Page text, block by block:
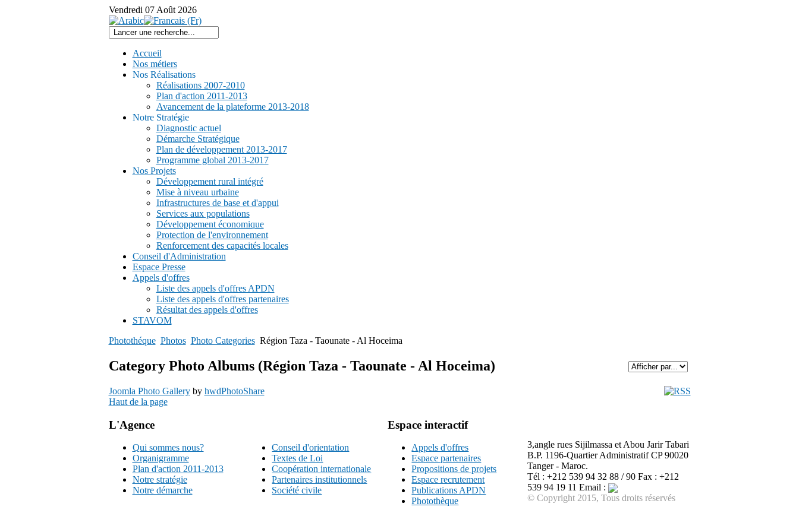
Vendredi 07 Août 2026
Accueil
Nos métiers
Nos Réalisations
Réalisations 2007-2010
Plan d'action 2011-2013
Avancement de la plateforme 2013-2018
Notre Stratégie
Diagnostic actuel
Démarche Stratégique
Plan de développement 2013-2017
Programme global 2013-2017
Nos Projets
Développement rural intégré
Mise à niveau urbaine
Infrastructures de base et d'appui
Services aux populations
Développement économique
Protection de l'environnement
Renforcement des capacités locales
Conseil d'Administration
Espace Presse
Appels d'offres
Liste des appels d'offres APDN
Liste des appels d'offres partenaires
Résultat des appels d'offres
STAVOM
Photothéque Photos Photo Categories Région Taza - Taounate - Al Hoceima
Category Photo Albums (Région Taza - Taounate - Al Hoceima)
Joomla Photo Galleryby hwdPhotoShare
Haut de la page
L'Agence
Qui sommes nous?
Organigramme
Plan d'action 2011-2013
Notre stratégie
Notre démarche
Conseil d'orientation
Textes de Loi
Coopération internationale
Partenaires institutionnels
Société civile
Espace interactif
Appels d'offres
Espace partenaires
Propositions de projets
Espace recrutement
Publications APDN
Photothèque
3,angle rues Sijilmassa et Abou Jarir Tabari
B.P. 1196-Quartier Administratif CP 90020
Tanger - Maroc.
Tél : +212 539 94 32 88 / 90 Fax : +212
539 94 19 11 Email :
© Copyright 2015, Tous droits réservés